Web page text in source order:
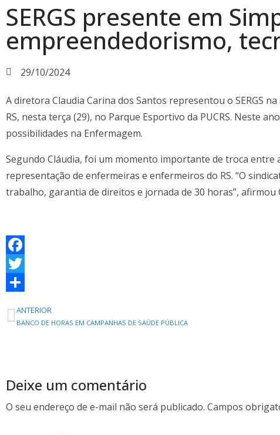
SERGS presente em
empreendedorismo,
29/10/2024
A diretora Claudia Carina dos Santos representou o SERGS
RS, nesta terça (29), no Parque Esportivo da PUCRS. Neste
possibilidades na Enfermagem.
Segundo Cláudia, foi um momento importante de troca entre
representação de enfermeiras e enfermeiros do RS. “O
trabalho, garantia de direitos e jornada de 30 horas”, afirmou
F
a
e
T
ih
ANTERIOR
BANCO DE HORAS EM CAMPANHAS DE SAÚDE PÚBLICA
Deixe um comentário
O seu endereço de e-mail não será publicado. Campos